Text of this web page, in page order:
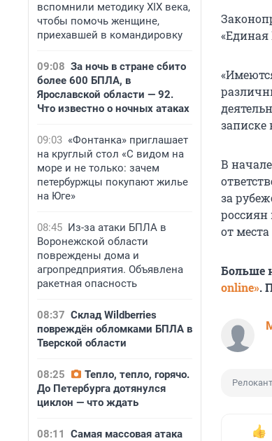
вспомнили методику XIX века,
чтобы помочь женщине,
приехавшей в командировку
09:08 За ночь в стране сбито
более 600 БПЛА, в
Ярославской области — 92.
Что известно о ночных атаках
09:03 «Фонтанка» приглашает
на круглый стол «С видом на
море и не только: зачем
петербуржцы покупают жилье
на Юге»
08:45 Из-за атаки БПЛА в
Воронежской области
повреждены дома и
агропредприятия. Объявлена
ракетная опасность
08:37 Склад Wildberries
повреждён обломками БПЛА в
Тверской области
08:25
Тепло, тепло, горячо.
До Петербурга дотянулся
циклон — что ждать
08:11
Самая массовая атака
«Единая
записке
В
за
россиян
от
Больше
online».
Релокант